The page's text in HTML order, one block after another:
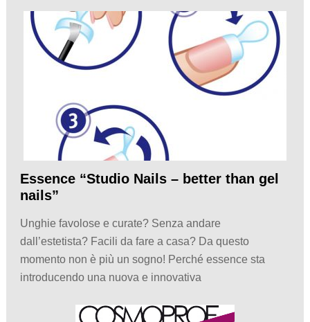
Essence “Studio Nails – better than gel
nails”
Unghie favolose e curate? Senza andare
dall’estetista? Facili da fare a casa? Da questo
momento non è più un sogno! Perché essence sta
introducendo una nuova e innovativa